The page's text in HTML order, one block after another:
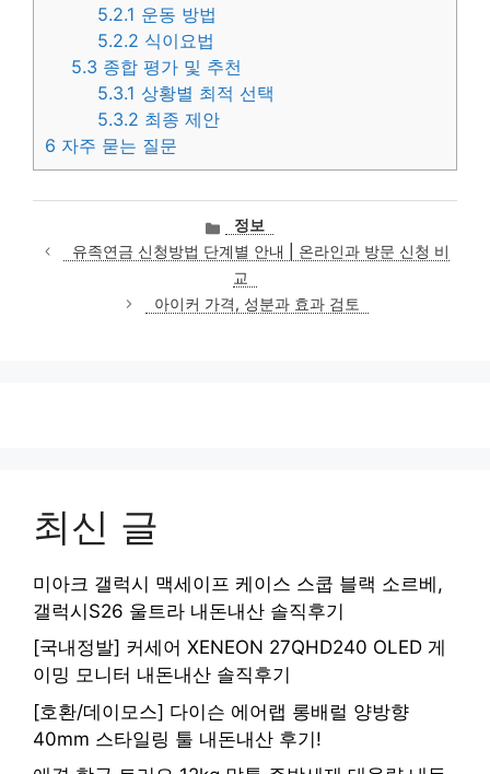
5.2.1 운동 방법
5.2.2 식이요법
5.3 종합 평가 및 추천
5.3.1 상황별 최적 선택
5.3.2 최종 제안
6 자주 묻는 질문
카
테
고
리
정보
유족연금 신청방법 단계별 안내 | 온라인과 방문 신청 비
교
아이커 가격, 성분과 효과 검토
최신 글
미아크 갤럭시 맥세이프 케이스 스쿱 블랙 소르베,
갤럭시S26 울트라 내돈내산 솔직후기
[국내정발] 커세어 XENEON 27QHD240 OLED 게
이밍 모니터 내돈내산 솔직후기
[호환/데이모스] 다이슨 에어랩 롱배럴 양방향
40mm 스타일링 툴 내돈내산 후기!